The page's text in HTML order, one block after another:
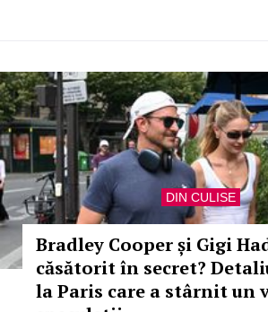
DIN CULISE
Bradley Cooper și Gigi
căsătorit în secret?
la Paris care a stârnit un